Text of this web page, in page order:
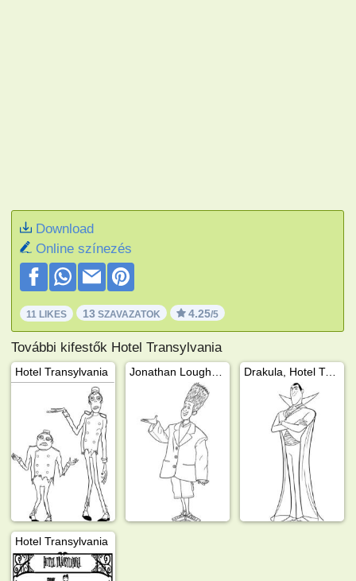
Download
Online színezés
11 LIKES 13 SZAVAZATOK 4.25/5
További kifestők Hotel Transylvania
Hotel Transylvania Drakula, Hotel Transylvania
Hotel Transylvania